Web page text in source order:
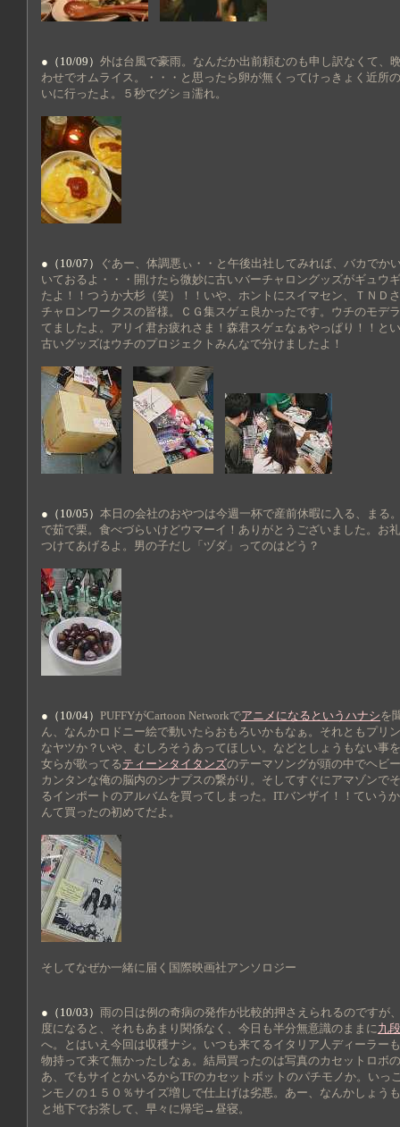
●（10/09） 外は台風で豪雨。なんだか出前頼むのも申し訳なくて、
わせでオムライス。・・・と思ったら卵が無くってけっきょく近所
いに行ったよ。５秒でグショ濡れ。
●（10/07）
ぐあー、体調悪ぃ・・と午後出社してみれば、バカでか
いておるよ・・・開けたら微妙に古いバーチャロングッズがギュウ
たよ！！つうか大杉（笑）！！いや、ホントにスイマセン、ＴＮＤ
チャロンワークスの皆様。ＣＧ集スゲェ良かったです。ウチのモデ
てましたよ。アリイ君お疲れさま！森君スゲェなぁやっぱり！！と
古いグッズはウチのプロジェクトみんなで分けましたよ！
●（10/05） 本日の会社のおやつは今週一杯で産前休暇に入る、まる
で茹で栗。食べづらいけどウマーイ！ありがとうございました。お
つけてあげるよ。男の子だし「ヅダ」ってのはどう？
●（10/04） PUFFYがCartoon Networkでアニメになるというハナシを
ん、なんかロドニー絵で動いたらおもろいかもなぁ。それともプリ
なヤツか？いや、むしろそうあってほしい。などとしょうもない事
女らが歌ってるティーンタイタンズのテーマソングが頭の中でヘビ
カンタンな俺の脳内のシナプスの繋がり。そしてすぐにアマゾンで
るインポートのアルバムを買ってしまった。ITバンザイ！！ていう
んて買ったの初めてだよ。
そしてなぜか一緒に届く国際映画社アンソロジー
●（10/03） 雨の日は例の奇病の発作が比較的押さえられるのですが
度になると、それもあまり関係なく、今日も半分無意識のままに九
へ。とはいえ今回は収穫ナシ。いつも来てるイタリア人ディーラー
物持って来て無かったしなぁ。結局買ったのは写真のカセットロボ
あ、でもサイとかいるからTFのカセットボットのパチモノか。いっ
ンモノの１５０％サイズ増しで仕上げは劣悪。あー、なんかしょう
と地下でお茶して、早々に帰宅→昼寝。